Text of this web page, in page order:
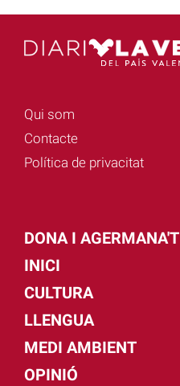
Qui som
Contacte
Política de privacitat
DONA I AGERMANA'T
INICI
CULTURA
LLENGUA
MEDI AMBIENT
OPINIÓ